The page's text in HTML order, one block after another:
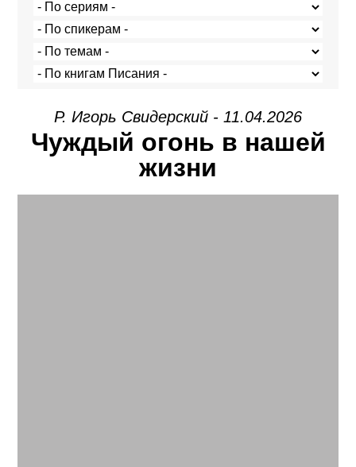
Р. Игорь Свидерский - 11.04.2026
Чуждый огонь в нашей
жизни